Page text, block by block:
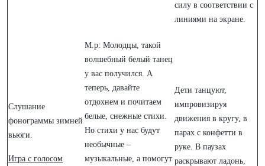
Слушание
фонограммы зимней
вьюги.
Игра с голосом
М.р: Молодцы, такой
волшебный белый танец
у вас получился. А
теперь, давайте
отдохнем и почитаем
белые, снежные стихи.
Но стихи у нас будут
необычные –
музыкальные, а помогут
силу в соответствии с
линиями на экране.
Дети танцуют,
импровизируя
движения в кругу, в
парах с конфетти в
руке. В паузах
раскрывают ладонь,